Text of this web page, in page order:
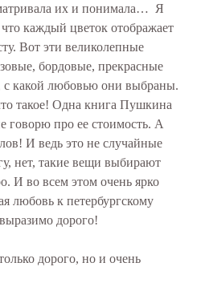
их и понимала… Я
каждый цветок отображает
Вот эти великолепные
бордовые, прекрасные
с какой любовью они выбраны.
такое! Одна книга Пушкина
говорю про ее стоимость. А
И ведь это не случайные
нет, такие вещи выбирают
И во всем этом очень ярко
любовь к петербургскому
дорого!
дорого, но и очень